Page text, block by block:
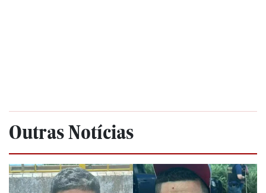
Outras Notícias